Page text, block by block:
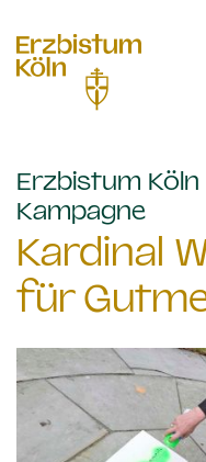
Erzbistum
Kampagne:
Kardinal
für